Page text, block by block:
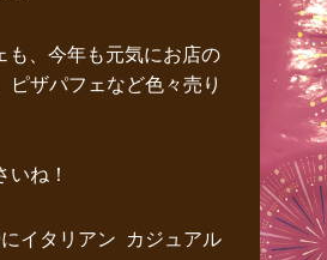
、今年も元気にお店の
ザパフェなど色々売り
ね！
イタリアン カジュアル